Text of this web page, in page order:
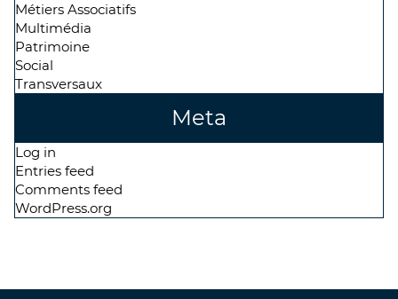
Métiers Associatifs
Multimédia
Patrimoine
Social
Transversaux
Meta
Log in
Entries feed
Comments feed
WordPress.org